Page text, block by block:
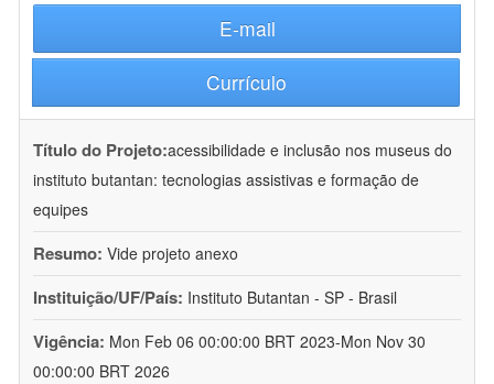
E-mail
Currículo
Título do Projeto:acessibilidade e inclusão nos museus do
instituto butantan: tecnologias assistivas e formação de
equipes
Resumo: Vide projeto anexo
Instituição/UF/País: Instituto Butantan - SP - Brasil
Vigência: Mon Feb 06 00:00:00 BRT 2023-Mon Nov 30
00:00:00 BRT 2026